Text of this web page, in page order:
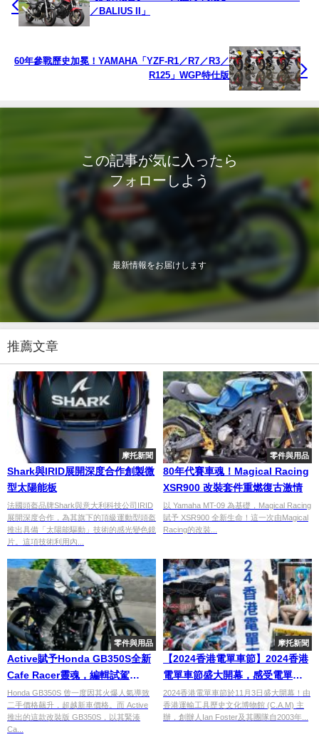
／BALIUS II」
60年參戰歷史加冕！YAMAHA「YZF-R1／R7／R3／
R125」WGP特仕版
この記事が気に入ったら
フォローしよう
最新情報をお届けします
推薦文章
摩托新聞
Shark與IRID展開深度合作創製微
型太陽能板
法國頭盔品牌Shark與意大利科技公司IRID
展開深度合作，為其旗下的頂級運動型頭盔
推出具備「太陽能驅動」技術的感光變色鏡
片。這項技術利用內...
零件與用品
80年代賽車魂！Magical Racing
XSR900 改裝套件重燃復古激情
以 Yamaha MT-09 為基礎，Magical Racing
賦予 XSR900 全新生命！這一次由Magical
Racing的改裝...
零件與用品
Active賦予Honda GB350S全新
Cafe Racer靈魂，編輯試駕
Active GB350S Cafe Racer
Honda GB350S 曾一度因其火爆人氣導致
二手價格飆升，超越新車價格。而 Active
推出的這款改裝版 GB350S，以其緊湊
Ca...
摩托新聞
【2024香港電單車節】2024香港
電單車節盛大開幕，感受電單車
文化的脈搏
2024香港電單車節於11月3日盛大開幕！由
香港運輸工具歷史文化博物館 (C.A.M) 主
辦，創辦人Ian Foster及其團隊自2003年...